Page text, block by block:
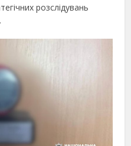
розслідувань